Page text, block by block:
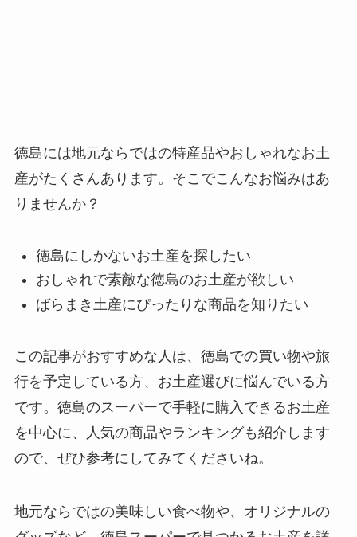
徳島には地元ならではの特産品やおしゃれなお土
産がたくさんあります。そこでこんなお悩みはあ
りませんか？
徳島にしかないお土産を探したい
おしゃれで素敵な徳島のお土産が欲しい
ばらまき土産にぴったりな商品を知りたい
この記事がおすすめな人は、徳島での買い物や旅
行を予定している方、お土産選びに悩んでいる方
です。徳島のスーパーで手軽に購入できるお土産
を中心に、人気の商品やランキングも紹介します
ので、ぜひ参考にしてみてくださいね。
地元ならではの美味しい食べ物や、オリジナルの